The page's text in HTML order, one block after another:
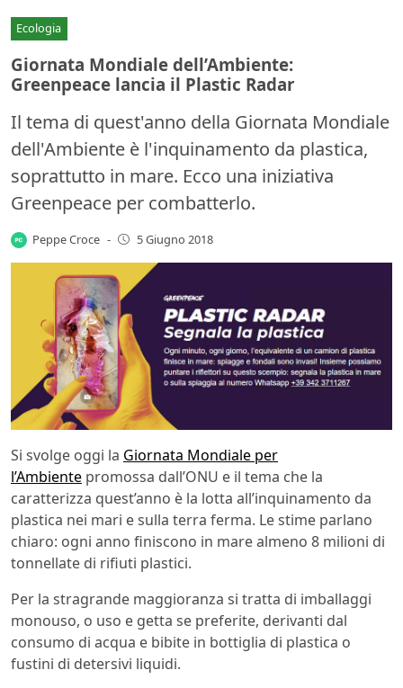
Ecologia
Giornata Mondiale dell’Ambiente:
Greenpeace lancia il Plastic Radar
Il tema di quest'anno della Giornata Mondiale
dell'Ambiente è l'inquinamento da plastica,
soprattutto in mare. Ecco una iniziativa
Greenpeace per combatterlo.
Peppe Croce - 5 Giugno 2018
Si svolge oggi la Giornata Mondiale per
l’Ambiente promossa dall’ONU e il tema che la
caratterizza quest’anno è la lotta all’inquinamento da
plastica nei mari e sulla terra ferma. Le stime parlano
chiaro: ogni anno finiscono in mare almeno 8 milioni di
tonnellate di rifiuti plastici.
Per la stragrande maggioranza si tratta di imballaggi
monouso, o uso e getta se preferite, derivanti dal
consumo di acqua e bibite in bottiglia di plastica o
fustini di detersivi liquidi.